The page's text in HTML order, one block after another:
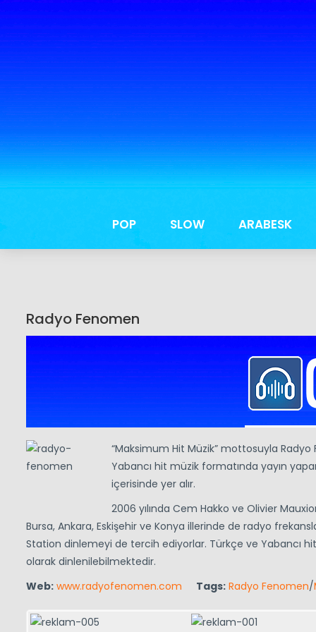
POP SLOW ARABESK
Radyo Fenomen
“Maksimum Hit Müzik” mottosuyla Radyo
Yabancı hit müzik formatında yayın
içerisinde yer alır.
2006 yılında Cem Hakko ve Olivier
Bursa, Ankara, Eskişehir ve Konya illerinde de radyo
Station dinlemeyi de tercih ediyorlar. Türkçe ve Yabancı
olarak dinlenilebilmektedir.
Web: www.radyofenomen.com Tags: Radyo Fenomen/